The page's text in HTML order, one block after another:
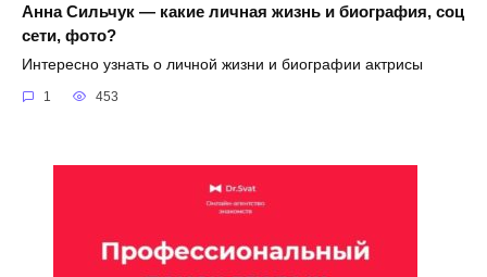
Анна Сильчук — какие личная жизнь и биография, соц
сети, фото?
Интересно узнать о личной жизни и биографии актрисы
1 453